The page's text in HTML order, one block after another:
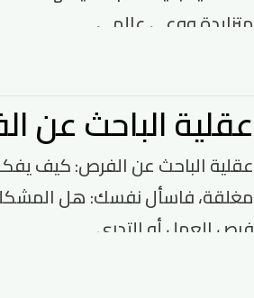
متزايدة ووعي عالمي ...
عقلية الباحث عن
مغلقة، فاسأل نفسك: هل المشكلة
فرص العمل أو التدري...